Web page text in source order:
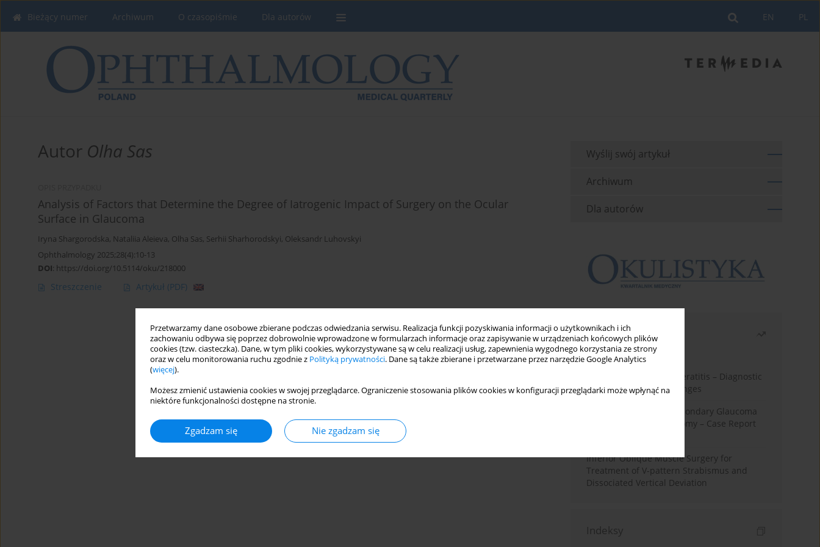
Przetwarzamy dane osobowe zbierane podczas odwiedzania serwisu. Realizacja funkcji pozyskiwania informacji o użytkownikach i ich
zachowaniu odbywa się poprzez dobrowolnie wprowadzone w formularzach informacje oraz zapisywanie w urządzeniach końcowych plików
cookies (tzw. ciasteczka). Dane, w tym pliki cookies, wykorzystywane są w celu realizacji usług, zapewnienia wygodnego korzystania ze strony
oraz w celu monitorowania ruchu zgodnie z Polityką prywatności. Dane są także zbierane i przetwarzane przez narzędzie Google Analytics
(więcej).
Możesz zmienić ustawienia cookies w swojej przeglądarce. Ograniczenie stosowania plików cookies w konfiguracji przeglądarki może wpłynąć na
niektóre funkcjonalności dostępne na stronie.
Zgadzam się Nie zgadzam się
PL
EN
Bieżący numer Archiwum O czasopiśmie Dla autorów
Autor Olha Sas
Analysis of Factors that Determine the Degree of Iatrogenic Impact of Surgery on the Ocular
Surface in Glaucoma
Iryna Shargorodska, Nataliia Aleieva, Olha Sas, Serhii Sharhorodskyi, Oleksandr Luhovskyi
Ophthalmology 2025;28(4):10-13
DOI: https://doi.org/10.5114/oku/218000
Streszczenie Artykuł (PDF)
Wyślij swój artykuł
Archiwum
Dla autorów
Najczęściej czytane
Miesiąc
Rok
Herpes Simplex Virus Keratitis – Diagnostic
and Therapeutic Challenges
Silicone Oil-Induced Secondary Glaucoma
After Pars Plana Vitrectomy – Case Report
Inferior Oblique Muscle Surgery for
Treatment of V-pattern Strabismus and
Dissociated Vertical Deviation
Indeksy